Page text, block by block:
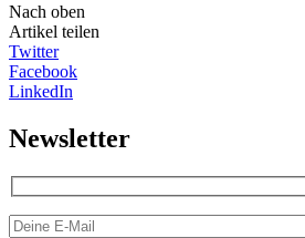
Nach oben
Artikel teilen
Twitter
Facebook
LinkedIn
Newsletter